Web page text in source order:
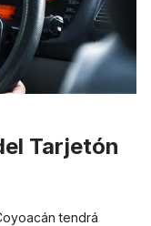
Tarjetón
tendrá